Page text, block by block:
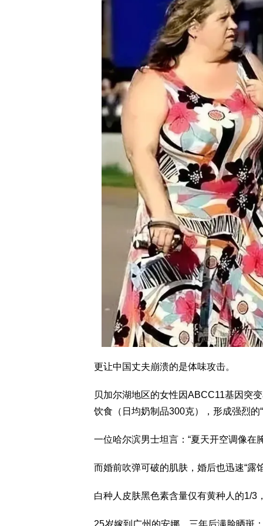
更让中国丈夫崩溃的是体味攻击。
贝加尔湖地区的女性因ABCC11基因突
饮食（日均奶制品300克），形成强烈的
一位哈尔滨男士坦言：“夏天开空调像在
而婚前吹弹可破的肌肤，婚后也迅速“露
白种人皮肤黑色素含量仅有黄种人的1/3
25岁嫁到广州的安娜，三年后满脸晒斑